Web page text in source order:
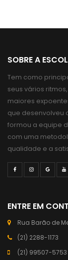
SOBRE A
Tem como
seus vários
maiores
que desenvolveu
formou a equipe
com uma
qualidade e a
ENTRE EM
Rua Barão de
(21) 2288-1173
(21) 99507-5753